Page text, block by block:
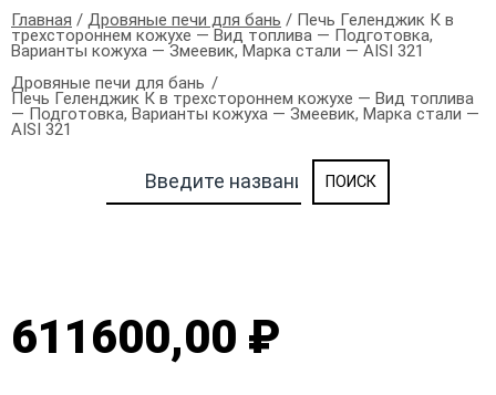
Главная / Дровяные печи для бань / Печь Геленджик К в
трехстороннем кожухе — Вид топлива — Подготовка,
Варианты кожуха — Змеевик, Марка стали — AISI 321
Дровяные печи для бань
Печь Геленджик К в трехстороннем кожухе — Вид топлива
— Подготовка, Варианты кожуха — Змеевик, Марка стали —
AISI 321
611600,00 ₽